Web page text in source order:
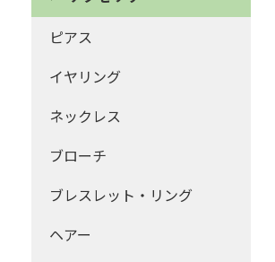
ポーチ・巾着
ピアス
イヤリング
ネックレス
ブローチ
ブレスレット・リング
ヘアー